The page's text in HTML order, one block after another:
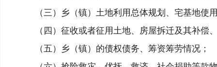
（三）乡（镇）土地利用总体规划、宅基地使
（四）征收或者征用土地、房屋拆迁及其补偿
（五）乡（镇）的债权债务、筹资筹劳情况；